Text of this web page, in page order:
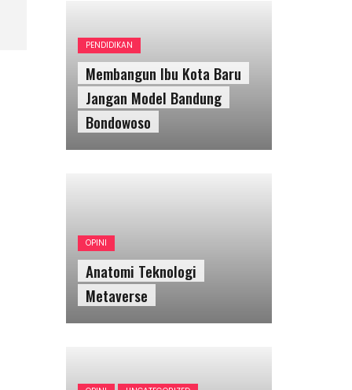
PENDIDIKAN
Membangun Ibu Kota Baru
Jangan Model Bandung
Bondowoso
OPINI
Anatomi Teknologi
Metaverse